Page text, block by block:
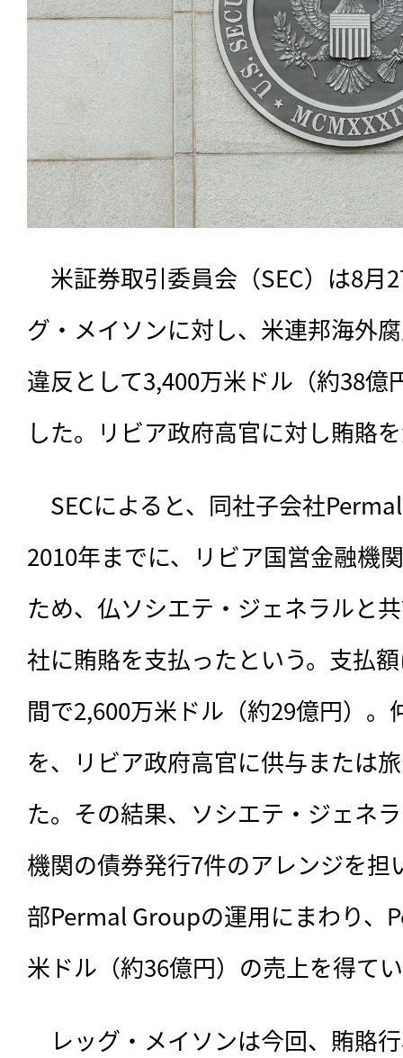
米証券取引委員会（SEC）は8月
グ・メイソンに対し、米連邦海外
違反として3,400万米ドル（約38億
した。リビア政府高官に対し賄賂
SECによると、同社子会社
2010年までに、リビア国営金融機
ため、仏ソシエテ・ジェネラルと
社に賄賂を支払ったという。支払
間で2,600万米ドル（約29億円）。
を、リビア政府高官に供与または
た。その結果、ソシエテ・ジェネ
機関の債券発行7件のアレンジを
部Permal Groupの運用にまわり、
米ドル（約36億円）の売上を得て
レッグ・メイソンは今回、賄賂